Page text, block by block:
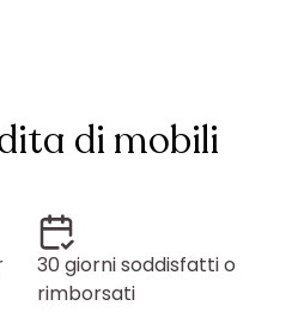
di mobili
30 giorni soddisfatti o
rimborsati